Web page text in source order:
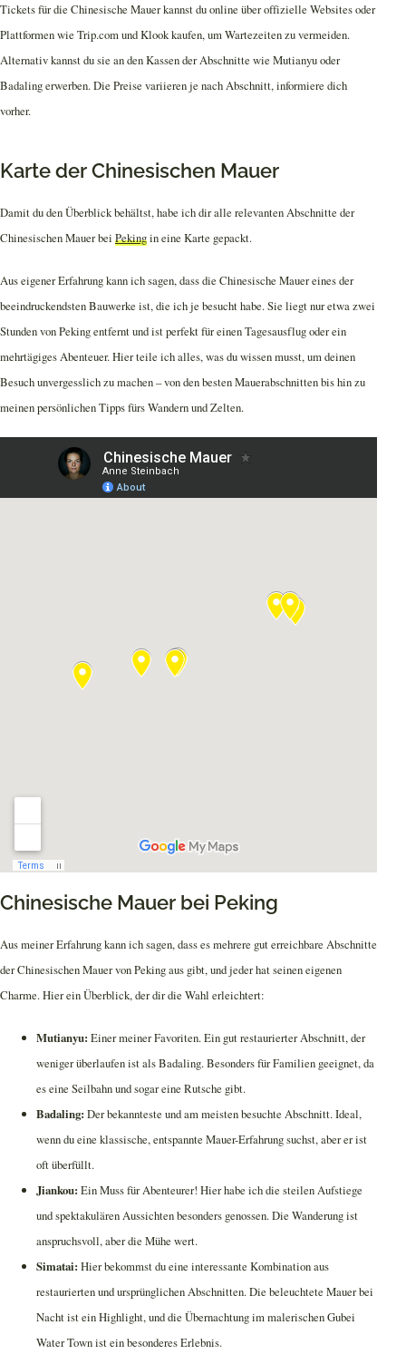
Tickets für die Chinesische Mauer kannst du online über offizielle Websites oder
Plattformen wie Trip.com und Klook kaufen, um Wartezeiten zu vermeiden.
Alternativ kannst du sie an den Kassen der Abschnitte wie Mutianyu oder
Badaling erwerben. Die Preise variieren je nach Abschnitt, informiere dich
vorher.
Karte der Chinesischen Mauer
Damit du den Überblick behältst, habe ich dir alle relevanten Abschnitte der
Chinesischen Mauer bei Pekingin eine Karte gepackt.
Aus eigener Erfahrung kann ich sagen, dass die Chinesische Mauer eines der
beeindruckendsten Bauwerke ist, die ich je besucht habe. Sie liegt nur etwa zwei
Stunden von Peking entfernt und ist perfekt für einen Tagesausflug oder ein
mehrtägiges Abenteuer. Hier teile ich alles, was du wissen musst, um deinen
Besuch unvergesslich zu machen – von den besten Mauerabschnitten bis hin zu
meinen persönlichen Tipps fürs Wandern und Zelten.
Chinesische Mauer bei Peking
Aus meiner Erfahrung kann ich sagen, dass es mehrere gut erreichbare Abschnitte
der Chinesischen Mauer von Peking aus gibt, und jeder hat seinen eigenen
Charme. Hier ein Überblick, der dir die Wahl erleichtert:
Mutianyu: Einer meiner Favoriten. Ein gut restaurierter Abschnitt, der
weniger überlaufen ist als Badaling. Besonders für Familien geeignet, da
es eine Seilbahn und sogar eine Rutsche gibt.
Badaling: Der bekannteste und am meisten besuchte Abschnitt. Ideal,
wenn du eine klassische, entspannte Mauer-Erfahrung suchst, aber er ist
oft überfüllt.
Jiankou: Ein Muss für Abenteurer! Hier habe ich die steilen Aufstiege
und spektakulären Aussichten besonders genossen. Die Wanderung ist
anspruchsvoll, aber die Mühe wert.
Simatai: Hier bekommst du eine interessante Kombination aus
restaurierten und ursprünglichen Abschnitten. Die beleuchtete Mauer bei
Nacht ist ein Highlight, und die Übernachtung im malerischen Gubei
Water Town ist ein besonderes Erlebnis.